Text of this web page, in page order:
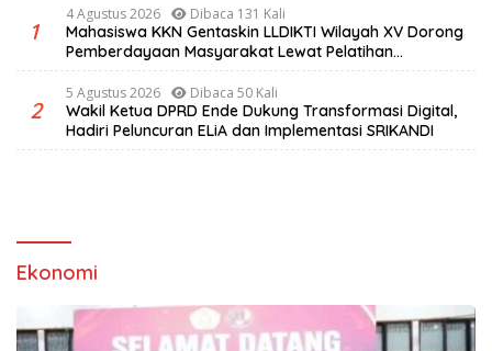
1
4 Agustus 2026 Dibaca 131 Kali
Mahasiswa KKN Gentaskin LLDIKTI Wilayah XV Dorong
Pemberdayaan Masyarakat Lewat Pelatihan
Pengolahan Hasil Alam di Desa Sisir
2
5 Agustus 2026 Dibaca 50 Kali
Wakil Ketua DPRD Ende Dukung Transformasi Digital,
Hadiri Peluncuran ELiA dan Implementasi SRIKANDI
Ekonomi